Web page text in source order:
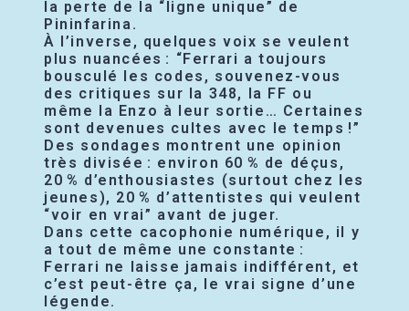
la perte de la “ligne unique” de
Pininfarina.
À l’inverse, quelques voix se veulent
plus nuancées : “Ferrari a toujours
bousculé les codes, souvenez-vous
des critiques sur la 348, la FF ou
même la Enzo à leur sortie… Certaines
sont devenues cultes avec le temps !”
Des sondages montrent une opinion
très divisée : environ 60 % de déçus,
20 % d’enthousiastes (surtout chez les
jeunes), 20 % d’attentistes qui veulent
“voir en vrai” avant de juger.
Dans cette cacophonie numérique, il y
a tout de même une constante :
Ferrari ne laisse jamais indifférent, et
c’est peut-être ça, le vrai signe d’une
légende.